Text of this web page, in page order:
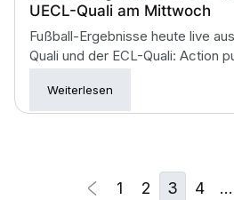
UECL-Quali am Mittwoch
Fußball-Ergebnisse heute live
Quali und der ECL-Quali: Action
Weiterlesen
1 2 3 4 …